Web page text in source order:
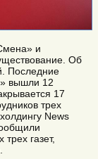
и
Об
Последние
вышли 12
17
трех
News
газет,